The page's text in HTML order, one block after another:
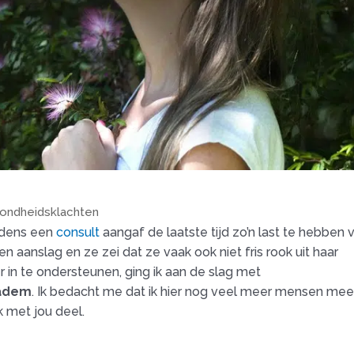
eenconsult aangaf de laatste tijd zo’n last te hebben
aanslag en ze zei dat ze vaak ook niet fris rook uit haar
in te ondersteunen, ging ik aan de slag met
. Ik bedacht me dat ik hier nog veel meer mensen mee
met jou deel.